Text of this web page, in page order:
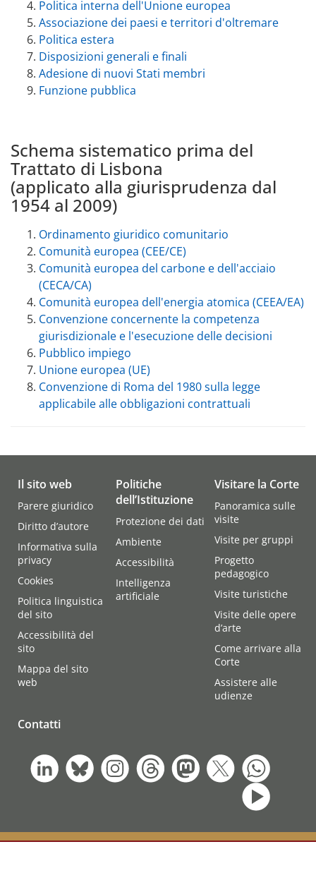
Politica interna dell'Unione europea
Associazione dei paesi e territori d'oltremare
Politica estera
Disposizioni generali e finali
Adesione di nuovi Stati membri
Funzione pubblica
Schema sistematico prima del
Trattato di Lisbona
(applicato alla giurisprudenza dal
1954 al 2009)
Ordinamento giuridico comunitario
Comunità europea (CEE/CE)
Comunità europea del carbone e dell'acciaio
(CECA/CA)
Comunità europea dell'energia atomica (CEEA/EA)
Convenzione concernente la competenza
giurisdizionale e l'esecuzione delle decisioni
Pubblico impiego
Unione europea (UE)
Convenzione di Roma del 1980 sulla legge
applicabile alle obbligazioni contrattuali
Il sito web
Parere giuridico
Diritto d’autore
Informativa sulla
privacy
Cookies
Politica linguistica
del sito
Accessibilità del
sito
Mappa del sito
web
Politiche
dell’Istituzione
Protezione dei dati
Ambiente
Accessibilità
Intelligenza
artificiale
Visitare la Corte
Panoramica sulle
visite
Visite per gruppi
Progetto
pedagogico
Visite turistiche
Visite delle opere
d’arte
Come arrivare alla
Corte
Assistere alle
udienze
Contatti